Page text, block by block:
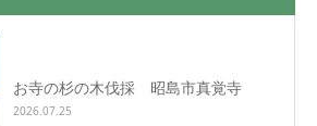
お寺の杉の木伐採 昭島市真覚寺
2026.07.25